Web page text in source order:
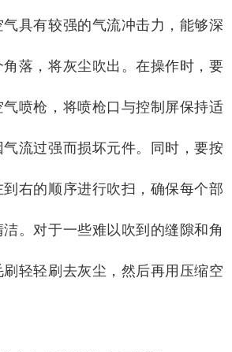
具有较强的气流冲击力，能够深
落，将灰尘吹出。在操作时，要
喷枪，将喷枪口与控制屏保持适
流过强而损坏元件。同时，要按
右的顺序进行吹扫，确保每个部
。对于一些难以吹到的缝隙和角
轻轻刷去灰尘，然后再用压缩空